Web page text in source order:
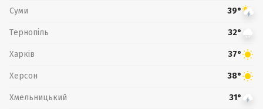
Суми 39°
Тернопіль 32°
Харків 37°
Херсон 38°
Хмельницький 31°